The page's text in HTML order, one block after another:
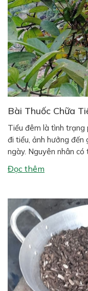
Bài Thuốc Chữa
Tiểu đêm là tình trạng
đi tiểu, ảnh hưởng đến
ngày. Nguyên nhân
suy thận, phì đại tiền
sinh hoạt như uống […]
Đọc thêm